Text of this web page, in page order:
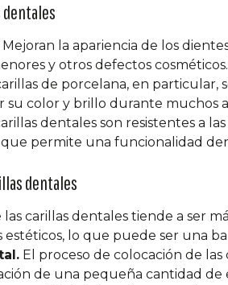
dentales
Mejoran la apariencia de los
y otros defectos cosméticos.
de porcelana, en particular,
color y brillo durante muchos
dentales son resistentes a
que permite una funcionalidad
dentales
las carillas dentales tiende a ser
lo que puede ser una
El proceso de colocación de
de una pequeña cantidad